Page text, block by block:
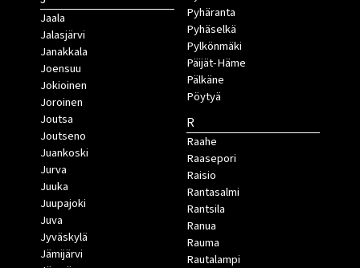
Jaala
Jalasjärvi
Janakkala
Joensuu
Jokioinen
Joroinen
Joutsa
Joutseno
Juankoski
Jurva
Juuka
Juupajoki
Juva
Jyväskylä
Jämijärvi
Pyhäranta
Pyhäselkä
Pylkönmäki
Päijät-Häme
Pälkäne
Pöytyä
R
Raahe
Raasepori
Raisio
Rantasalmi
Rantsila
Ranua
Rauma
Rautalampi